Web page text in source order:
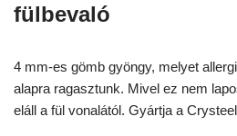
fülbevaló
4 mm-es gömb gyöngy, melyet
alapra ragasztunk. Mivel ez nem
eláll a fül vonalától. Gyártja a